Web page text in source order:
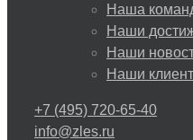
Наша
Наши
Наши
Наши
+7 (495) 720-65-40
info@zles.ru